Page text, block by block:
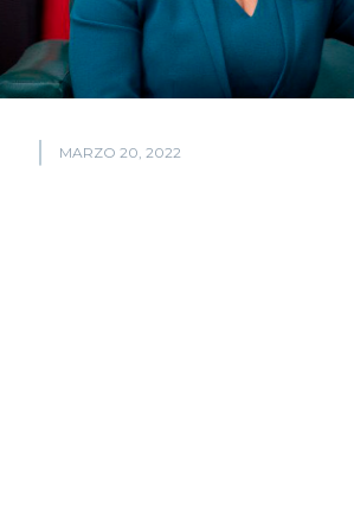
MARZO 20, 2022